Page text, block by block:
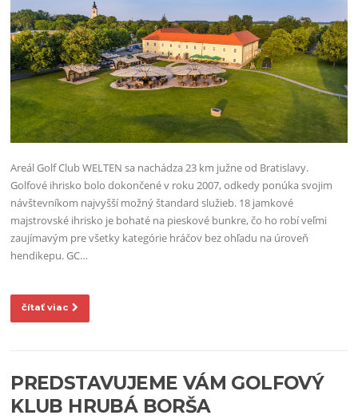
Areál Golf Club WELTEN sa nachádza 23 km južne od Bratislavy.
Golfové ihrisko bolo dokončené v roku 2007, odkedy ponúka svojim
návštevníkom najvyšší možný štandard služieb. 18 jamkové
majstrovské ihrisko je bohaté na pieskové bunkre, čo ho robí veľmi
zaujímavým pre všetky kategórie hráčov bez ohľadu na úroveň
hendikepu. GC…
čítať viac
PREDSTAVUJEME VÁM GOLFOVÝ
KLUB HRUBÁ BORŠA